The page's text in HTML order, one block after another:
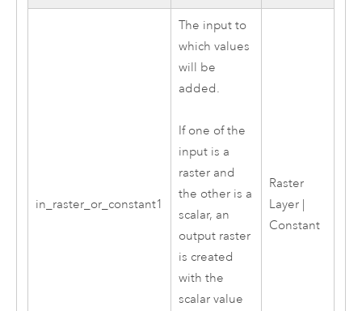
in_raster_or_constant1
The input to
which values
will be
added.
If one of the
input is a
raster and
the other is a
scalar, an
output raster
is created
with the
scalar value
Raster
Layer |
Constant